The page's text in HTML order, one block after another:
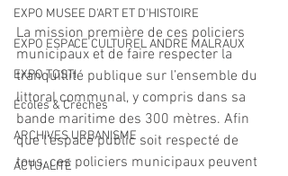
EXPO MUSEE D'ART ET D'HISTOIRE
EXPO ESPACE CULTUREL ANDRE MALRAUX
EXPO TOSTI
Écoles & Crèches
ARCHIVES URBANISME
ACTUALITÉ
La mission première de ces policiers
municipaux et de faire respecter la
tranquillité publique sur l’ensemble du
littoral communal, y compris dans sa
bande maritime des 300 mètres. Afin
que l’espace public soit respecté de
tous, ces policiers municipaux peuvent